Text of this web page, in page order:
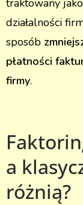
traktowany
działalności
sposób
płatności
firmy.
a
różnią?